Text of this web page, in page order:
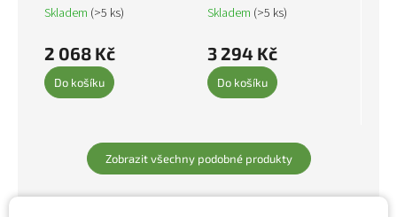
Skladem (>5 ks)
2 068 Kč
Do košíku
Skladem (>5 ks)
3 294 Kč
Do košíku
Zobrazit všechny podobné produkty